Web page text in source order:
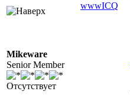
wwwICQ
Mikeware
Senior Member
Отсутствует